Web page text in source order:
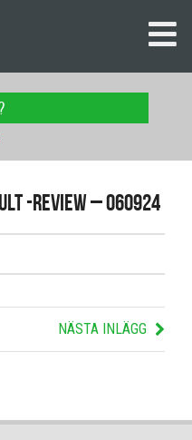
-review – 060924
NÄSTA INLÄGG